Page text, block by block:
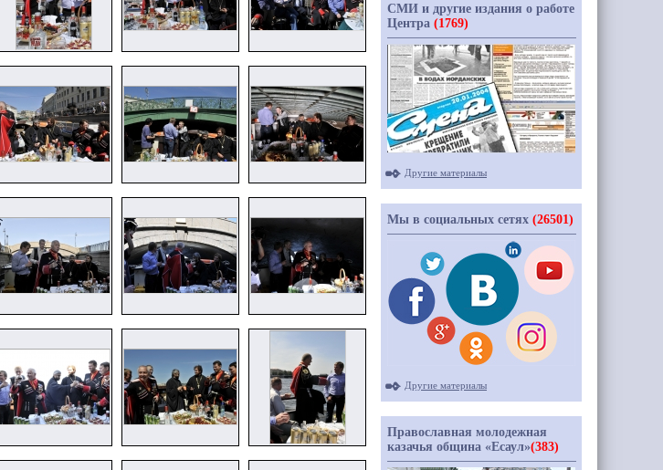
СМИ и другие издания о работе
Центра (1769)
Другие материалы
Мы в социальных сетях (26501)
Другие материалы
Православная молодежная
казачья община «Есаул»(383)